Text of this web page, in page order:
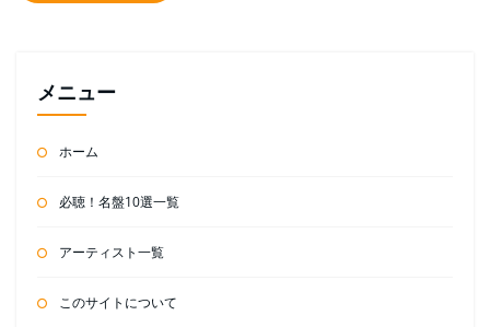
メニュー
ホーム
必聴！名盤10選一覧
アーティスト一覧
このサイトについて